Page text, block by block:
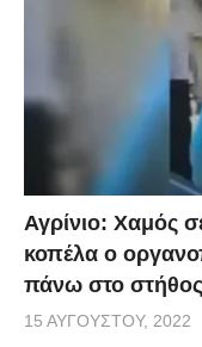
Αγρίνιο: Χαμός
κοπέλα ο
πάνω στο
15 ΑΥΓΟΎΣΤΟΥ, 2022